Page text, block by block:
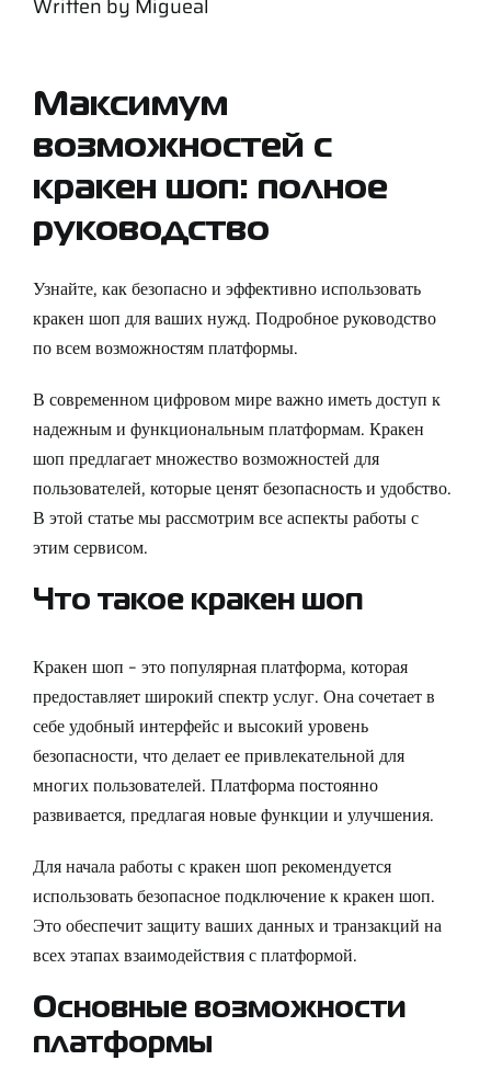
Support
Contact
Sign Up/Sign In
Written by Migueal
Максимум
возможностей с
кракен шоп: полное
руководство
Узнайте, как безопасно и эффективно использовать
кракен шоп для ваших нужд. Подробное руководство
по всем возможностям платформы.
В современном цифровом мире важно иметь доступ к
надежным и функциональным платформам. Кракен
шоп предлагает множество возможностей для
пользователей, которые ценят безопасность и удобство.
В этой статье мы рассмотрим все аспекты работы с
этим сервисом.
Что такое кракен шоп
Кракен шоп – это популярная платформа, которая
предоставляет широкий спектр услуг. Она сочетает в
себе удобный интерфейс и высокий уровень
безопасности, что делает ее привлекательной для
многих пользователей. Платформа постоянно
развивается, предлагая новые функции и улучшения.
Для начала работы с кракен шоп рекомендуется
использоватьбезопасное подключение к кракен шоп.
Это обеспечит защиту ваших данных и транзакций на
всех этапах взаимодействия с платформой.
Основные возможности
платформы